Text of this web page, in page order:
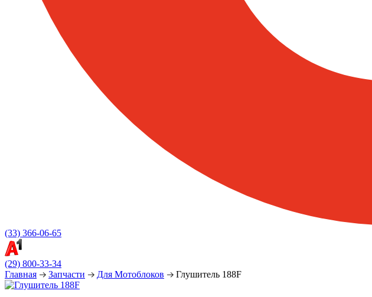
(33) 366-06-65
(29) 800-33-34
Главная
Запчасти Для Мотоблоков Глушитель 188F